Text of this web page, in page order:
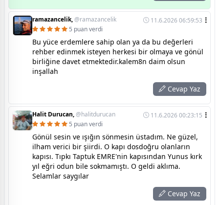
ramazancelik,@ramazancelik
11.6.2026 06:59:53
5 puan verdi
Bu yüce erdemlere sahip olan ya da bu değerleri
rehber edinmek isteyen herkesi bir olmaya ve gönül
birliğine davet etmektedir.kalem8n daim olsun
inşallah
Cevap Yaz
Halit Durucan,@halitdurucan
11.6.2026 00:23:15
5 puan verdi
Gönül sesin ve ışığın sönmesin üstadım. Ne güzel,
ilham verici bir şiirdi. O kapı dosdoğru olanların
kapısı. Tıpkı Taptuk EMRE'nin kapısından Yunus kırk
yıl eğri odun bile sokmamıştı. O geldi aklıma.
Selamlar saygılar
Cevap Yaz